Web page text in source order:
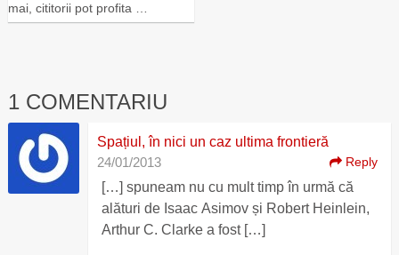
mai, cititorii pot profita …
1 COMENTARIU
Spațiul, în nici un caz ultima frontieră
24/01/2013
Reply
[…] spuneam nu cu mult timp în urmă că
alături de Isaac Asimov și Robert Heinlein,
Arthur C. Clarke a fost […]